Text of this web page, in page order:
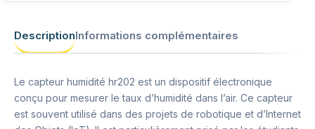
DescriptionInformations complémentaires
Le capteur humidité hr202 est un dispositif électronique
conçu pour mesurer le taux d’humidité dans l’air. Ce capteur
est souvent utilisé dans des projets de robotique et d’Internet